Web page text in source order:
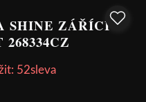
SHINE ZÁŘÍCÍ
52sleva